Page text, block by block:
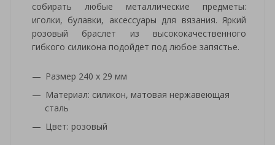
собирать любые металлические предметы:
иголки, булавки, аксессуары для вязания. Яркий
розовый браслет из высококачественного
гибкого силикона подойдет под любое запястье.
Размер 240 х 29 мм
Материал: силикон, матовая нержавеющая
сталь
Цвет: розовый